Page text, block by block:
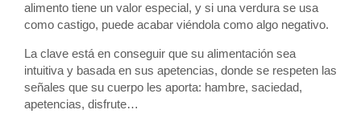
alimento tiene un valor especial, y si una verdura se usa
como castigo, puede acabar viéndola como algo negativo.
La clave está en conseguir que su alimentación sea
intuitiva y basada en sus apetencias, donde se respeten las
señales que su cuerpo les aporta: hambre, saciedad,
apetencias, disfrute…